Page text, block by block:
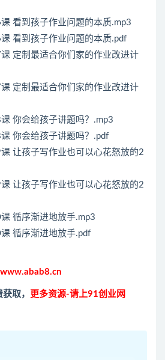
看到孩子作业问题的本质.mp3
看到孩子作业问题的本质.pdf
定制最适合你们家的作业改进计
定制最适合你们家的作业改进计
你会给孩子讲题吗？.mp3
你会给孩子讲题吗？.pdf
让孩子写作业也可以心花怒放的2
让孩子写作业也可以心花怒放的2
循序渐进地放手.mp3
循序渐进地放手.pdf
www.abab8.cn
取， 更多资源-请上91创业网